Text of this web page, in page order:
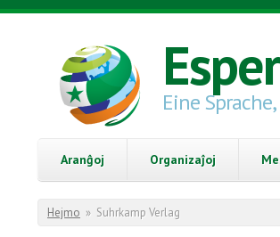
Skip to main content
Eine
Aranĝoj Organizaĵoj
You are here
Hejmo » Suhrkamp Verlag